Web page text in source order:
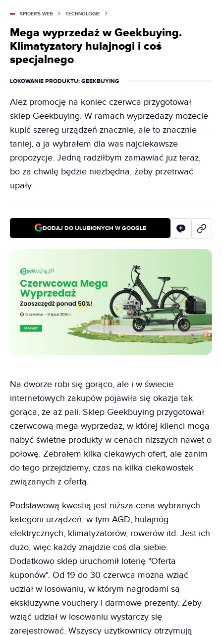
SPIDER'S WEB TECHNOLOGIE
Mega wyprzedaż w Geekbuying.
Klimatyzatory hulajnogi i coś
specjalnego
LOKOWANIE PRODUKTU: GEEKBUYING
Ależ promocję na koniec czerwca przygotował
sklep Geekbuying. W ramach wyprzedaży możecie
kupić szereg urządzeń znacznie, ale to znacznie
taniej, a ja wybrałem dla was najciekawsze
propozycje. Jedną radziłbym zamawiać już teraz,
bo za chwilę będzie niezbędna, żeby przetrwać
upały.
DODAJ DO ULUBIONYCH W GOOGLE
Na dworze robi się gorąco, ale i w świecie
internetowych zakupów pojawiła się okazja tak
gorąca, że aż pali. Sklep Geekbuying przygotował
czerwcową mega wyprzedaż, w której klienci mogą
nabyć świetne produkty w cenach niższych nawet o
połowę. Zebrałem kilka ciekawych ofert, ale zanim
do tego przejdziemy, czas na kilka ciekawostek
związanych z ofertą.
Podstawową kwestią jest niższa cena wybranych
kategorii urządzeń, w tym AGD, hulajnóg
elektrycznych, klimatyzatorów, rowerów itd. Jest ich
dużo, więc każdy znajdzie coś dla siebie.
Dodatkowo sklep uruchomił loterię "Oferta
kuponów". Od 19 do 30 czerwca można wziąć
udział w losowaniu, w którym nagrodami są
ekskluzywne vouchery i darmowe prezenty. Żeby
wziąć udział w losowaniu wystarczy się
zarejestrować. Wszyscy użytkownicy otrzymują